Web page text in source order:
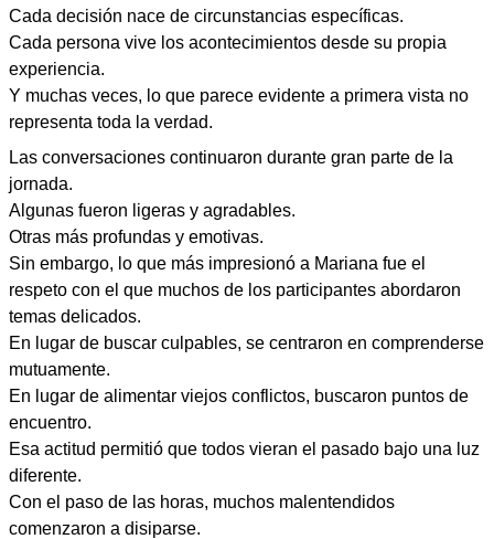
Cada decisión nace de circunstancias específicas.
Cada persona vive los acontecimientos desde su propia
experiencia.
Y muchas veces, lo que parece evidente a primera vista no
representa toda la verdad.
Las conversaciones continuaron durante gran parte de la
jornada.
Algunas fueron ligeras y agradables.
Otras más profundas y emotivas.
Sin embargo, lo que más impresionó a Mariana fue el
respeto con el que muchos de los participantes abordaron
temas delicados.
En lugar de buscar culpables, se centraron en comprenderse
mutuamente.
En lugar de alimentar viejos conflictos, buscaron puntos de
encuentro.
Esa actitud permitió que todos vieran el pasado bajo una luz
diferente.
Con el paso de las horas, muchos malentendidos
comenzaron a disiparse.